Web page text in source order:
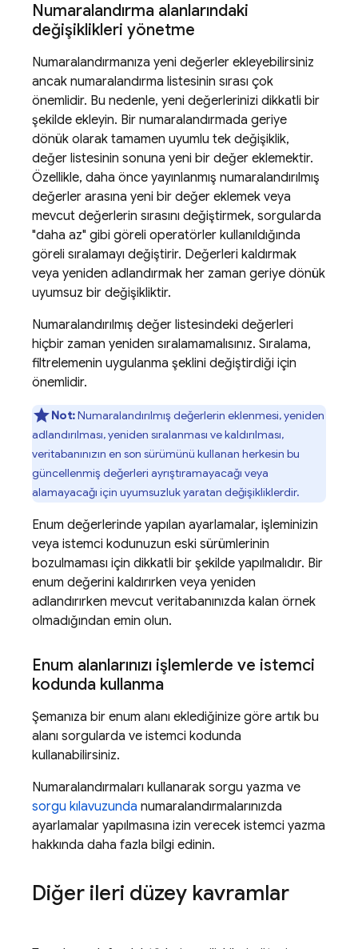
Numaralandırma alanlarındaki
değişiklikleri yönetme
Numaralandırmanıza yeni değerler ekleyebilirsiniz
ancak numaralandırma listesinin sırası çok
önemlidir. Bu nedenle, yeni değerlerinizi dikkatli bir
şekilde ekleyin. Bir numaralandırmada geriye
dönük olarak tamamen uyumlu tek değişiklik,
değer listesinin sonuna yeni bir değer eklemektir.
Özellikle, daha önce yayınlanmış numaralandırılmış
değerler arasına yeni bir değer eklemek veya
mevcut değerlerin sırasını değiştirmek, sorgularda
"daha az" gibi göreli operatörler kullanıldığında
göreli sıralamayı değiştirir. Değerleri kaldırmak
veya yeniden adlandırmak her zaman geriye dönük
uyumsuz bir değişikliktir.
Numaralandırılmış değer listesindeki değerleri
hiçbir zaman yeniden sıralamamalısınız. Sıralama,
filtrelemenin uygulanma şeklini değiştirdiği için
önemlidir.
Not:Numaralandırılmış değerlerin eklenmesi, yeniden
adlandırılması, yeniden sıralanması ve kaldırılması,
veritabanınızın en son sürümünü kullanan herkesin bu
güncellenmiş değerleri ayrıştıramayacağı veya
alamayacağı için uyumsuzluk yaratan değişikliklerdir.
Enum değerlerinde yapılan ayarlamalar, işleminizin
veya istemci kodunuzun eski sürümlerinin
bozulmaması için dikkatli bir şekilde yapılmalıdır. Bir
enum değerini kaldırırken veya yeniden
adlandırırken mevcut veritabanınızda kalan örnek
olmadığından emin olun.
Enum alanlarınızı işlemlerde ve istemci
kodunda kullanma
Şemanıza bir enum alanı eklediğinize göre artık bu
alanı sorgularda ve istemci kodunda
kullanabilirsiniz.
Numaralandırmaları kullanarak sorgu yazma ve
sorgu kılavuzunda numaralandırmalarınızda
ayarlamalar yapılmasına izin verecek istemci yazma
hakkında daha fazla bilgi edinin.
Diğer ileri düzey kavramlar